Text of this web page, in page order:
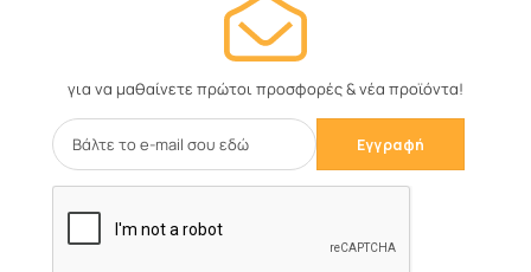
για να μαθαίνετε πρώτοι προσφορές & νέα προϊόντα!